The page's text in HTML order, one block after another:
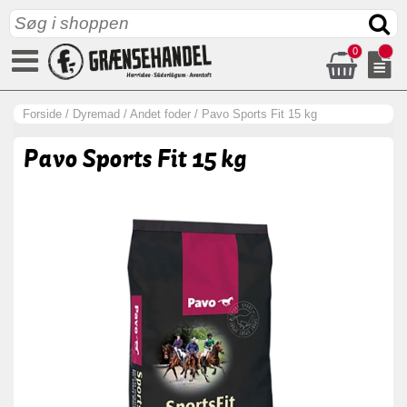
0
Forside / Dyremad / Andet foder / Pavo Sports Fit 15 kg
Pavo Sports Fit 15 kg